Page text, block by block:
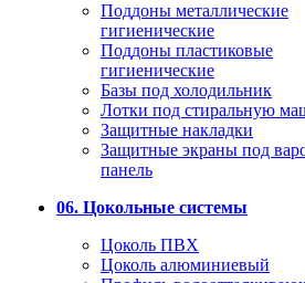
Поддоны металлические
гигиенические
Поддоны пластиковые
гигиенические
Базы под холодильник
Лотки под стиральную
Защитные накладки
Защитные экраны под
панель
06. Цокольные системы
Цоколь ПВХ
Цоколь алюминиевый